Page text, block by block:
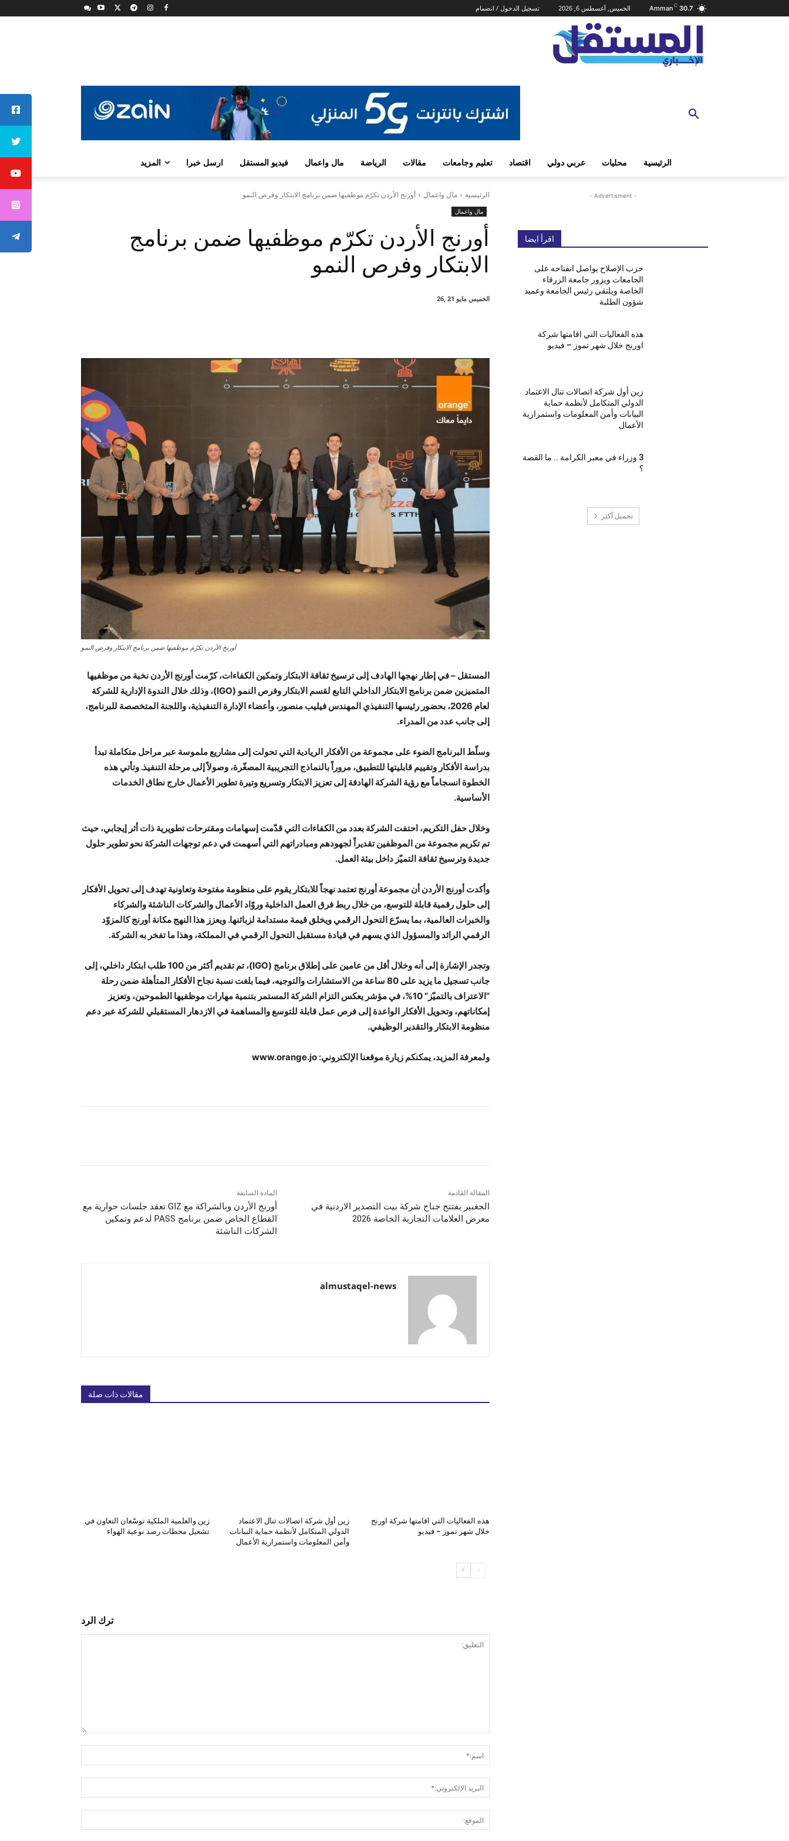
30.7
C
Amman الخميس, أغسطس 6, 2026 تسجيل الدخول / انضمام
الرئيسية محليات عربي دولي اقتصاد تعليم وجامعات مقالات الرياضة مال واعمال فيديو المستقل ارسل خبرا المزيد
الرئيسية مال واعمال أورنج الأردن تكرّم موظفيها ضمن برنامج الابتكار وفرص النمو
مال واعمال
أورنج الأردن تكرّم موظفيها ضمن برنامج
الابتكار وفرص النمو
الخميس مايو 21 ,26
أورنج الأردن تكرّم موظفيها ضمن برنامج الابتكار وفرص النمو
المستقل –في إطار نهجها الهادف إلى ترسيخ ثقافة الابتكار وتمكين الكفاءات، كرّمت أورنج الأردن نخبة من موظفيها
المتميزين ضمن برنامج الابتكار الداخلي التابع لقسم الابتكار وفرص النمو (IGO)، وذلك خلال الندوة الإدارية للشركة
لعام 2026، بحضور رئيسها التنفيذي المهندس فيليب منصور، وأعضاء الإدارة التنفيذية، واللجنة المتخصصة للبرنامج،
إلى جانب عدد من المدراء.
وسلّط البرنامج الضوء على مجموعة من الأفكار الريادية التي تحولت إلى مشاريع ملموسة عبر مراحل متكاملة تبدأ
بدراسة الأفكار وتقييم قابليتها للتطبيق، مروراً بالنماذج التجريبية المصغّرة، وصولاً إلى مرحلة التنفيذ. وتأتي هذه
الخطوة انسجاماً مع رؤية الشركة الهادفة إلى تعزيز الابتكار وتسريع وتيرة تطوير الأعمال خارج نطاق الخدمات
الأساسية.
وخلال حفل التكريم، احتفت الشركة بعدد من الكفاءات التي قدّمت إسهامات ومقترحات تطويرية ذات أثر إيجابي، حيث
تم تكريم مجموعة من الموظفين تقديراً لجهودهم ومبادراتهم التي أسهمت في دعم توجهات الشركة نحو تطوير حلول
جديدة وترسيخ ثقافة التميّز داخل بيئة العمل.
وأكدت أورنج الأردن أن مجموعة أورنج تعتمد نهجاً للابتكار يقوم على منظومة مفتوحة وتعاونية تهدف إلى تحويل الأفكار
إلى حلول رقمية قابلة للتوسع، من خلال ربط فرق العمل الداخلية وروّاد الأعمال والشركات الناشئة والشركاء
والخبرات العالمية، بما يسرّع التحول الرقمي ويخلق قيمة مستدامة لزبائنها. ويعزز هذا النهج مكانة أورنج كالمزوّد
الرقمي الرائد والمسؤول الذي يسهم في قيادة مستقبل التحول الرقمي في المملكة، وهذا ما تفخر به الشركة.
وتجدر الإشارة إلى أنه وخلال أقل من عامين على إطلاق برنامج (IGO)، تم تقديم أكثر من 100 طلب ابتكار داخلي، إلى
جانب تسجيل ما يزيد على 80 ساعة من الاستشارات والتوجيه، فيما بلغت نسبة نجاح الأفكار المتأهلة ضمن رحلة
“الاعتراف بالتميّز” 10%، في مؤشر يعكس التزام الشركة المستمر بتنمية مهارات موظفيها الطموحين، وتعزيز
إمكاناتهم، وتحويل الأفكار الواعدة إلى فرص عمل قابلة للتوسع والمساهمة في الازدهار المستقبلي للشركة عبر دعم
منظومة الابتكار والتقدير الوظيفي.
ولمعرفة المزيد، يمكنكم زيارة موقعنا الإلكتروني: www.orange.jo
المادة السابقة
أورنج الأردن وبالشراكة مع GIZ تعقد جلسات حوارية مع
القطاع الخاص ضمن برنامج PASS لدعم وتمكين
الشركات الناشئة
المقالة القادمة
الجغبير يفتتح جناح شركة بيت التصدير الاردنية في
معرض العلامات التجارية الخاصة 2026
almustaqel-news
مقالات ذات صلة
هذه الفعاليات التي اقامتها شركة اورنج
خلال شهر تموز – فيديو
زين أول شركة اتصالات تنال الاعتماد
الدولي المتكامل لأنظمة حماية البيانات
وأمن المعلومات واستمرارية الأعمال
زين والعلمية الملكية توسّعان التعاون في
تشغيل محطات رصد نوعية الهواء
ترك الرد
الإلكتروني:*
- Advertisment -
اقرأ ايضا
حزب الإصلاح يواصل انفتاحه على
الجامعات ويزور جامعة الزرقاء
الخاصة ويلتقي رئيس الجامعة وعميد
شؤون الطلبة
هذه الفعاليات التي اقامتها شركة
اورنج خلال شهر تموز – فيديو
زين أول شركة اتصالات تنال الاعتماد
الدولي المتكامل لأنظمة حماية
البيانات وأمن المعلومات واستمرارية
الأعمال
3 وزراء في معبر الكرامة .. ما القصة
؟
تحميل أكثر